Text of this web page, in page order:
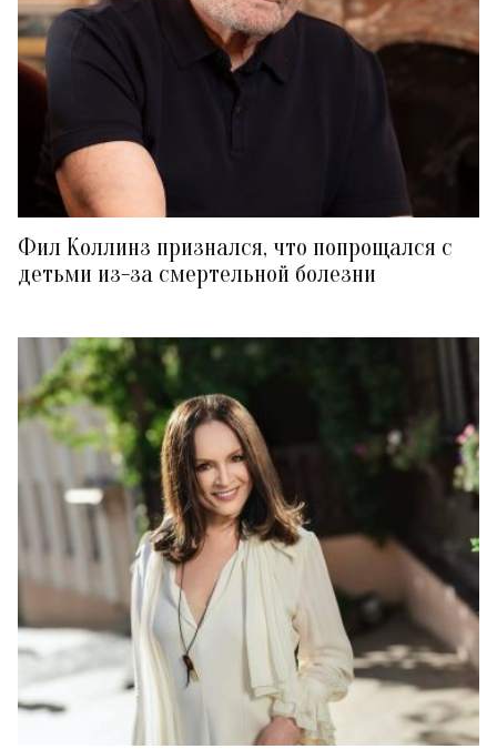
Фил Коллинз признался, что попрощался с
детьми из-за смертельной болезни